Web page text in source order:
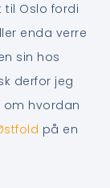
til Oslo fordi
enda verre
sin hos
derfor jeg
om hvordan
på en